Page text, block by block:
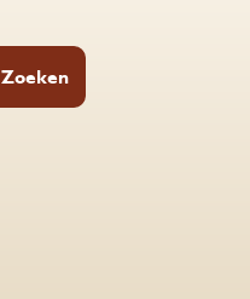
Zoeken